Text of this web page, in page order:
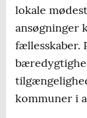
lokale
ansøgninger
fællesskaber.
kommuner i